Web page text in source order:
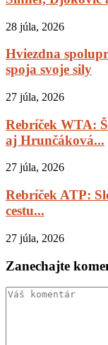
28 júla, 2026
Hviezdna
spoja svoje sily
27 júla, 2026
Rebríček WTA:
aj Hrunčáková...
27 júla, 2026
Rebríček ATP:
cestu...
27 júla, 2026
Zanechajte